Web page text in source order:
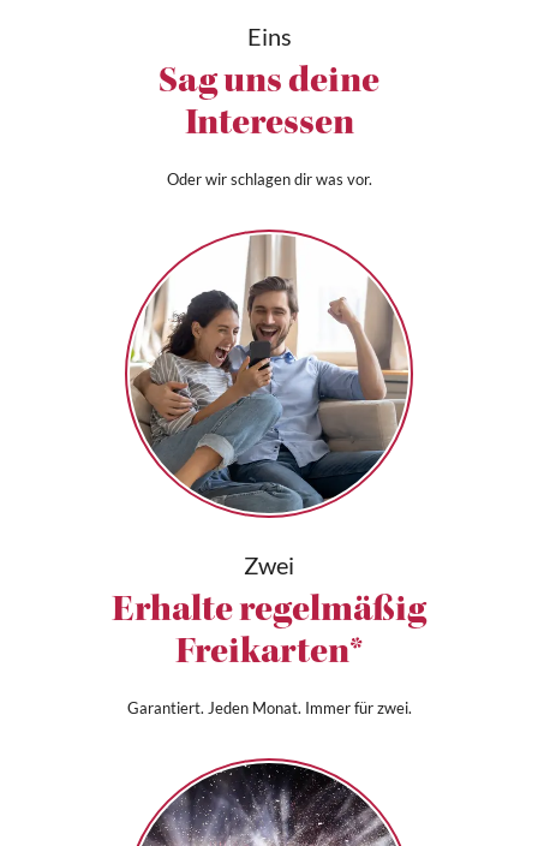
Eins
Sag uns deine
Interessen
Oder wir schlagen dir was vor.
Zwei
Erhalte regelmäßig
Freikarten*
Garantiert. Jeden Monat. Immer für zwei.